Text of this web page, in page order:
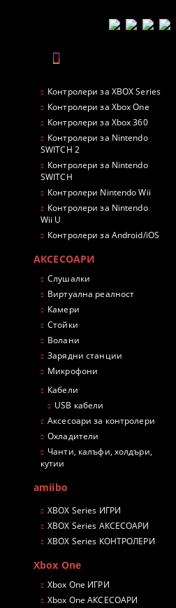
Контролери за XBOX Series
Контролери за Xbox One
Контролери за Xbox 360
Контролери за Nintendo
SWITCH 2
Контролери за Nintendo
SWITCH
Контролери Nintendo Wii
Контролери за Nintendo
Wii U
Контролери за Android/iOS
АКСЕСОАРИ
Слушалки
Виртуална реалност
Камери
Стойки
Волани
Зарядни станции
Микрофони
Кабели
USB кабели
Аксесоари за контролери
Охладители
Чанти, калъфи, холдъри,
кутии
amiibo
XBOX Series ИГРИ
XBOX Series АКСЕСОАРИ
XBOX Series КОНТРОЛЕРИ
Xbox One
Xbox One ИГРИ
Xbox One АКСЕСОАРИ